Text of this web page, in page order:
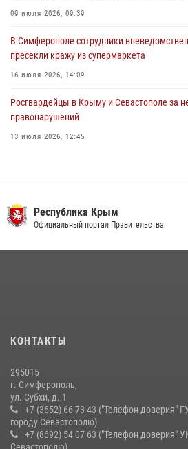
09 июля 2026, 09:39
В Симферополе сотрудники
пресекли кражу из супермаркета
16 июля 2026, 14:09
Росгвардейцы в Крыму и Севастополе за
правонарушений
13 июля 2026, 12:45
21 июля 2026, 13:18
Росгвардия в Крыму и Севастополе
правонарушителей
краже из супермаркета
10 июля 2026, 15:10
Республика Крым
Официальный портал Правительства
КОНТАКТЫ
295015
г. Симферополь,
ул. Субхи, д. 1
+7 (3652) 66 73 43 ("Телефон доверия"
городу Севастополю)
+7 (8692) 54 07 63 ("Телефон доверия"
Севастополю)